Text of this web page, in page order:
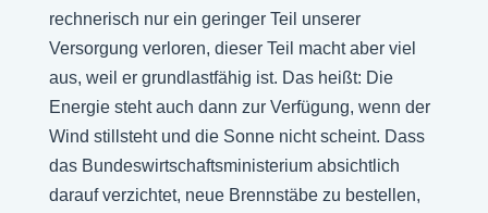
rechnerisch nur ein geringer Teil unserer
Versorgung verloren, dieser Teil macht aber viel
aus, weil er grundlastfähig ist. Das heißt: Die
Energie steht auch dann zur Verfügung, wenn der
Wind stillsteht und die Sonne nicht scheint. Dass
das Bundeswirtschaftsministerium absichtlich
darauf verzichtet, neue Brennstäbe zu bestellen,